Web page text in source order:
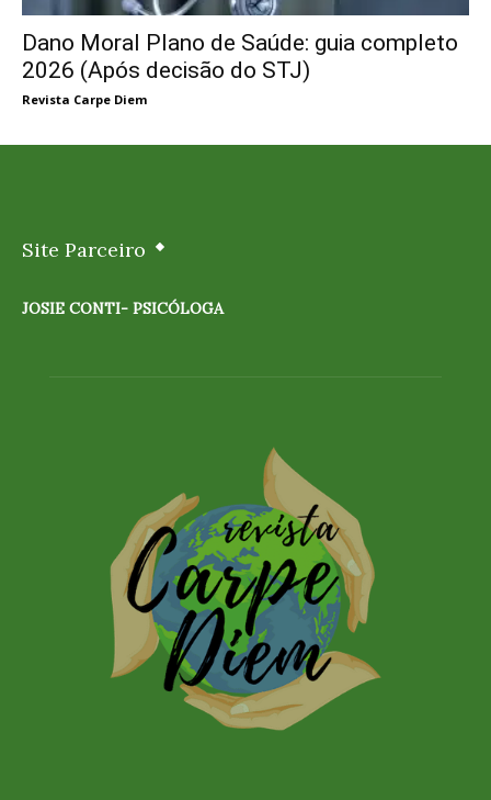
Dano Moral Plano de Saúde: guia completo
2026 (Após decisão do STJ)
Revista Carpe Diem
Site Parceiro
JOSIE CONTI- PSICÓLOGA